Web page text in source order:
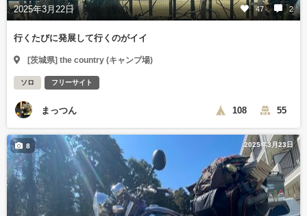
2025年3月22日 47 2
行くたびに発展して行くのがイイ
[茨城県] the country (キャンプ場)
ソロ フリーサイト
まっつん 108 55
2025年3月23日
8